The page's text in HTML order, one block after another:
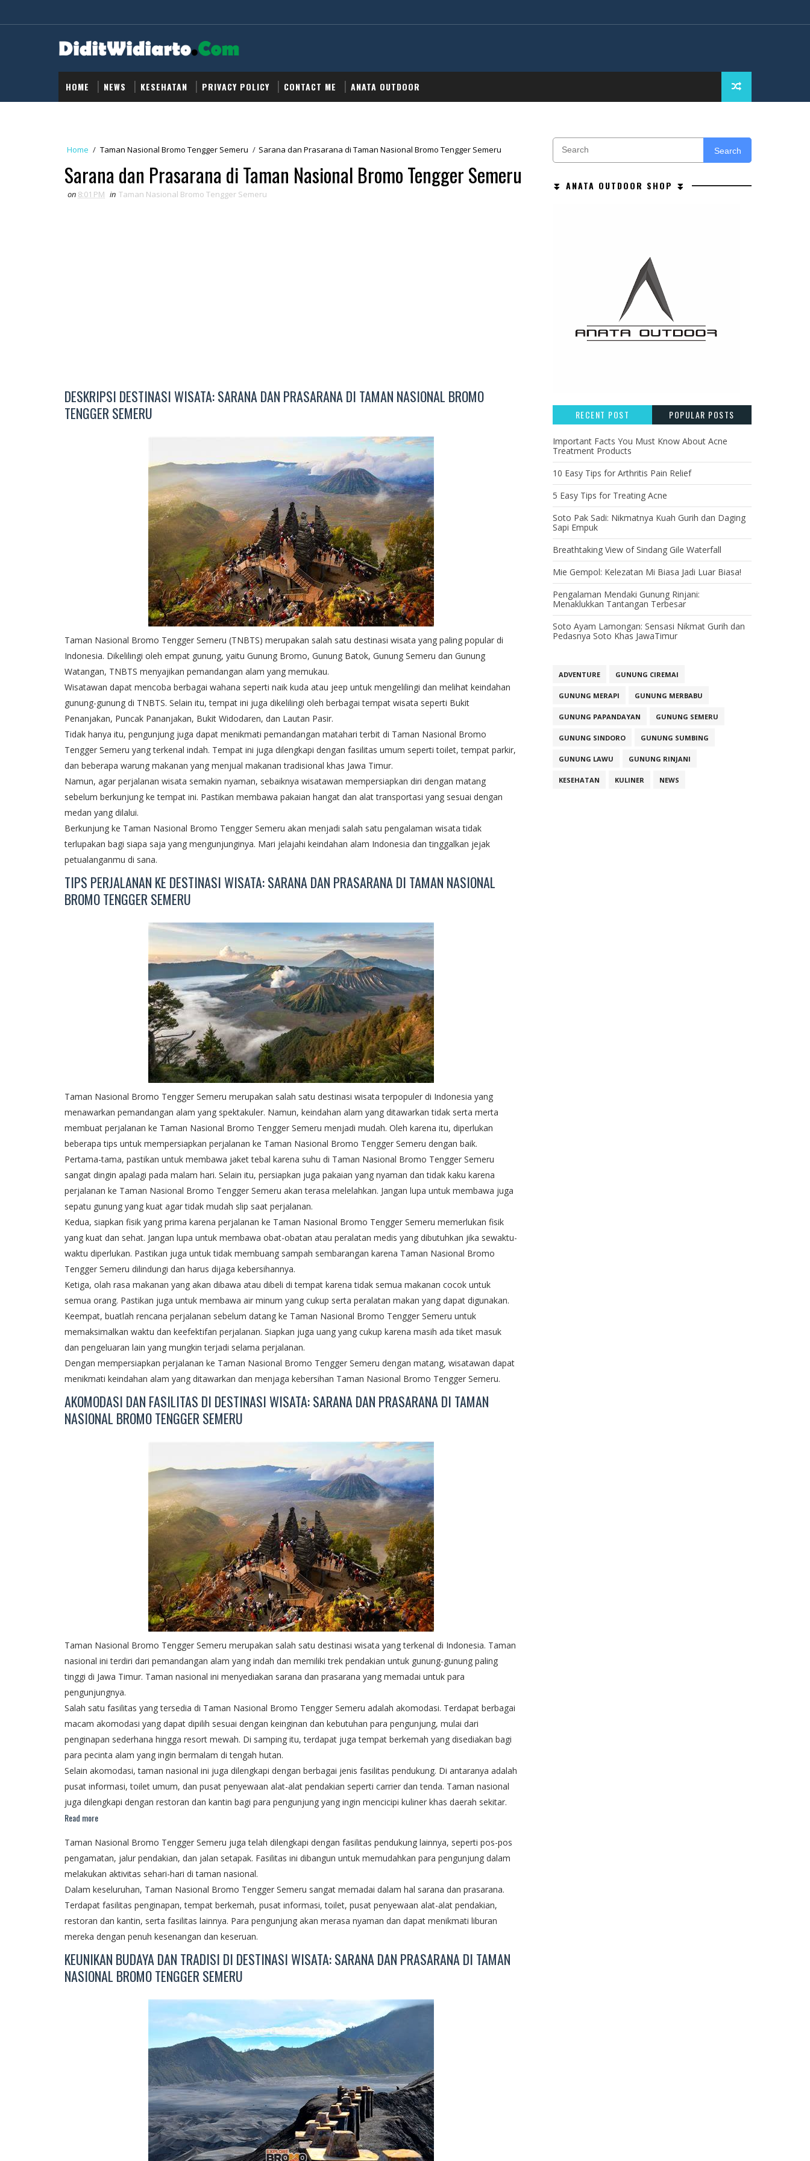
HOME NEWS KESEHATAN PRIVACY POLICY CONTACT ME ANATA OUTDOOR
Home / Taman Nasional Bromo Tengger Semeru / Sarana dan Prasarana di Taman Nasional Bromo Tengger Semeru
Sarana dan Prasarana di Taman Nasional Bromo Tengger Semeru
on 8:01 PM in Taman Nasional Bromo Tengger Semeru
DESKRIPSI DESTINASI WISATA: SARANA DAN PRASARANA DI TAMAN NASIONAL BROMO
TENGGER SEMERU
Taman Nasional Bromo Tengger Semeru (TNBTS) merupakan salah satu destinasi wisata yang paling popular di
Indonesia. Dikelilingi oleh empat gunung, yaitu Gunung Bromo, Gunung Batok, Gunung Semeru dan Gunung
Watangan, TNBTS menyajikan pemandangan alam yang memukau.
Wisatawan dapat mencoba berbagai wahana seperti naik kuda atau jeep untuk mengelilingi dan melihat keindahan
gunung-gunung di TNBTS. Selain itu, tempat ini juga dikelilingi oleh berbagai tempat wisata seperti Bukit
Penanjakan, Puncak Pananjakan, Bukit Widodaren, dan Lautan Pasir.
Tidak hanya itu, pengunjung juga dapat menikmati pemandangan matahari terbit di Taman Nasional Bromo
Tengger Semeru yang terkenal indah. Tempat ini juga dilengkapi dengan fasilitas umum seperti toilet, tempat parkir,
dan beberapa warung makanan yang menjual makanan tradisional khas Jawa Timur.
Namun, agar perjalanan wisata semakin nyaman, sebaiknya wisatawan mempersiapkan diri dengan matang
sebelum berkunjung ke tempat ini. Pastikan membawa pakaian hangat dan alat transportasi yang sesuai dengan
medan yang dilalui.
Berkunjung ke Taman Nasional Bromo Tengger Semeru akan menjadi salah satu pengalaman wisata tidak
terlupakan bagi siapa saja yang mengunjunginya. Mari jelajahi keindahan alam Indonesia dan tinggalkan jejak
petualanganmu di sana.
TIPS PERJALANAN KE DESTINASI WISATA: SARANA DAN PRASARANA DI TAMAN NASIONAL
BROMO TENGGER SEMERU
Taman Nasional Bromo Tengger Semeru merupakan salah satu destinasi wisata terpopuler di Indonesia yang
menawarkan pemandangan alam yang spektakuler. Namun, keindahan alam yang ditawarkan tidak serta merta
membuat perjalanan ke Taman Nasional Bromo Tengger Semeru menjadi mudah. Oleh karena itu, diperlukan
beberapa tips untuk mempersiapkan perjalanan ke Taman Nasional Bromo Tengger Semeru dengan baik.
Pertama-tama, pastikan untuk membawa jaket tebal karena suhu di Taman Nasional Bromo Tengger Semeru
sangat dingin apalagi pada malam hari. Selain itu, persiapkan juga pakaian yang nyaman dan tidak kaku karena
perjalanan ke Taman Nasional Bromo Tengger Semeru akan terasa melelahkan. Jangan lupa untuk membawa juga
sepatu gunung yang kuat agar tidak mudah slip saat perjalanan.
Kedua, siapkan fisik yang prima karena perjalanan ke Taman Nasional Bromo Tengger Semeru memerlukan fisik
yang kuat dan sehat. Jangan lupa untuk membawa obat-obatan atau peralatan medis yang dibutuhkan jika sewaktu-
waktu diperlukan. Pastikan juga untuk tidak membuang sampah sembarangan karena Taman Nasional Bromo
Tengger Semeru dilindungi dan harus dijaga kebersihannya.
Ketiga, olah rasa makanan yang akan dibawa atau dibeli di tempat karena tidak semua makanan cocok untuk
semua orang. Pastikan juga untuk membawa air minum yang cukup serta peralatan makan yang dapat digunakan.
Keempat, buatlah rencana perjalanan sebelum datang ke Taman Nasional Bromo Tengger Semeru untuk
memaksimalkan waktu dan keefektifan perjalanan. Siapkan juga uang yang cukup karena masih ada tiket masuk
dan pengeluaran lain yang mungkin terjadi selama perjalanan.
Dengan mempersiapkan perjalanan ke Taman Nasional Bromo Tengger Semeru dengan matang, wisatawan dapat
menikmati keindahan alam yang ditawarkan dan menjaga kebersihan Taman Nasional Bromo Tengger Semeru.
AKOMODASI DAN FASILITAS DI DESTINASI WISATA: SARANA DAN PRASARANA DI TAMAN
NASIONAL BROMO TENGGER SEMERU
Taman Nasional Bromo Tengger Semeru merupakan salah satu destinasi wisata yang terkenal di Indonesia. Taman
nasional ini terdiri dari pemandangan alam yang indah dan memiliki trek pendakian untuk gunung-gunung paling
tinggi di Jawa Timur. Taman nasional ini menyediakan sarana dan prasarana yang memadai untuk para
pengunjungnya.
Salah satu fasilitas yang tersedia di Taman Nasional Bromo Tengger Semeru adalah akomodasi. Terdapat berbagai
macam akomodasi yang dapat dipilih sesuai dengan keinginan dan kebutuhan para pengunjung, mulai dari
penginapan sederhana hingga resort mewah. Di samping itu, terdapat juga tempat berkemah yang disediakan bagi
para pecinta alam yang ingin bermalam di tengah hutan.
Selain akomodasi, taman nasional ini juga dilengkapi dengan berbagai jenis fasilitas pendukung. Di antaranya adalah
pusat informasi, toilet umum, dan pusat penyewaan alat-alat pendakian seperti carrier dan tenda. Taman nasional
juga dilengkapi dengan restoran dan kantin bagi para pengunjung yang ingin mencicipi kuliner khas daerah sekitar.
Read more
Taman Nasional Bromo Tengger Semeru juga telah dilengkapi dengan fasilitas pendukung lainnya, seperti pos-pos
pengamatan, jalur pendakian, dan jalan setapak. Fasilitas ini dibangun untuk memudahkan para pengunjung dalam
melakukan aktivitas sehari-hari di taman nasional.
Dalam keseluruhan, Taman Nasional Bromo Tengger Semeru sangat memadai dalam hal sarana dan prasarana.
Terdapat fasilitas penginapan, tempat berkemah, pusat informasi, toilet, pusat penyewaan alat-alat pendakian,
restoran dan kantin, serta fasilitas lainnya. Para pengunjung akan merasa nyaman dan dapat menikmati liburan
mereka dengan penuh kesenangan dan keseruan.
KEUNIKAN BUDAYA DAN TRADISI DI DESTINASI WISATA: SARANA DAN PRASARANA DI TAMAN
NASIONAL BROMO TENGGER SEMERU
Search
⏬ ANATA OUTDOOR SHOP ⏬
RECENT POST POPULAR POSTS
Important Facts You Must Know About Acne
Treatment Products
10 Easy Tips for Arthritis Pain Relief
5 Easy Tips for Treating Acne
Soto Pak Sadi: Nikmatnya Kuah Gurih dan Daging
Sapi Empuk
Breathtaking View of Sindang Gile Waterfall
Mie Gempol: Kelezatan Mi Biasa Jadi Luar Biasa!
Pengalaman Mendaki Gunung Rinjani:
Menaklukkan Tantangan Terbesar
Soto Ayam Lamongan: Sensasi Nikmat Gurih dan
Pedasnya Soto Khas JawaTimur
ADVENTURE GUNUNG CIREMAI
GUNUNG MERAPI GUNUNG MERBABU
GUNUNG PAPANDAYAN GUNUNG SEMERU
GUNUNG SINDORO GUNUNG SUMBING
GUNUNG LAWU GUNUNG RINJANI
KESEHATAN KULINER NEWS